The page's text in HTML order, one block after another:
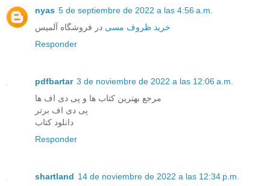
nyas 5 de septiembre de 2022 a las 4:56 a.m.
خرید ظروف مسی در فروشگاه آلمیس
Responder
pdfbartar 3 de noviembre de 2022 a las 12:06 a.m.
مرجع بهترین کتاب ها و پی دی اف ها
پی دی اف برتر
دانلود کتاب
Responder
shartland 14 de noviembre de 2022 a las 12:34 p.m.